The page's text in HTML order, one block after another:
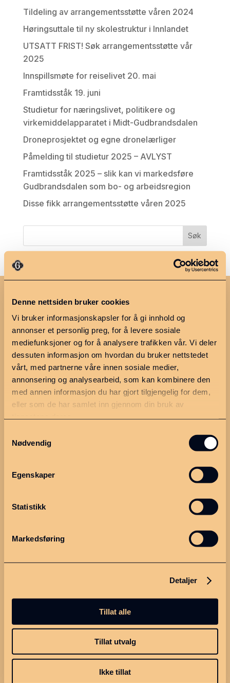
Denne nettsiden bruker cookies
Vi bruker informasjonskapsler for å gi innhold og
annonser et personlig preg, for å levere sosiale
mediefunksjoner og for å analysere trafikken vår. Vi deler
dessuten informasjon om hvordan du bruker nettstedet
vårt, med partnerne våre innen sosiale medier,
annonsering og analysearbeid, som kan kombinere den
med annen informasjon du har gjort tilgjengelig for dem,
eller som de har samlet inn gjennom din bruk av
Nødvendig
Egenskaper
Statistikk
Markedsføring
Detaljer
Tillat alle
Tillat utvalg
Ikke tillat
Tildeling av arrangementsstøtte våren 2024
Høringsuttale til ny skolestruktur i Innlandet
UTSATT FRIST! Søk arrangementsstøtte vår
2025
Innspillsmøte for reiselivet 20. mai
Framtidsståk 19. juni
Studietur for næringslivet, politikere og
virkemiddelapparatet i Midt-Gudbrandsdalen
Droneprosjektet og egne dronelærliger
Påmelding til studietur 2025 – AVLYST
Framtidsståk 2025 – slik kan vi markedsføre
Gudbrandsdalen som bo- og arbeidsregion
Disse fikk arrangementsstøtte våren 2025
✥Søk arrangementsstøtte
❊Bo og oppleve
❇︎Næring og arbeid
✼Politikk
Hva skjer?
Finn en næringsutvikler
Strategiplan
Personvern
Meld deg på nyhetsbrevet
vårt!